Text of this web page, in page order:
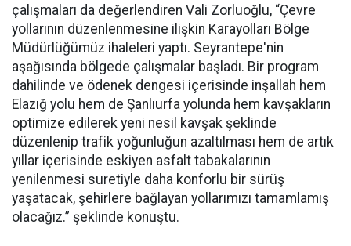
çalışmaları da değerlendiren Vali Zorluoğlu, “Çevre
yollarının düzenlenmesine ilişkin Karayolları Bölge
Müdürlüğümüz ihaleleri yaptı. Seyrantepe'nin
aşağısında bölgede çalışmalar başladı. Bir program
dahilinde ve ödenek dengesi içerisinde inşallah hem
Elazığ yolu hem de Şanlıurfa yolunda hem kavşakların
optimize edilerek yeni nesil kavşak şeklinde
düzenlenip trafik yoğunluğun azaltılması hem de artık
yıllar içerisinde eskiyen asfalt tabakalarının
yenilenmesi suretiyle daha konforlu bir sürüş
yaşatacak, şehirlere bağlayan yollarımızı tamamlamış
olacağız.” şeklinde konuştu.